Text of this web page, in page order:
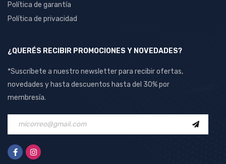
Política de garantía
Política de privacidad
¿QUERÉS RECIBIR PROMOCIONES Y NOVEDADES?
*Suscríbete a nuestro newsletter para recibir ofertas,
novedades y hasta descuentos hasta del 30% por
membresía.